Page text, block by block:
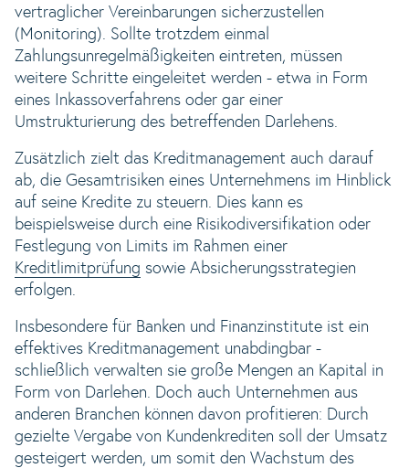
vertraglicher Vereinbarungen sicherzustellen
(Monitoring). Sollte trotzdem einmal
Zahlungsunregelmäßigkeiten eintreten, müssen
weitere Schritte eingeleitet werden - etwa in Form
eines Inkassoverfahrens oder gar einer
Umstrukturierung des betreffenden Darlehens.
Zusätzlich zielt das Kreditmanagement auch darauf
ab, die Gesamtrisiken eines Unternehmens im Hinblick
auf seine Kredite zu steuern. Dies kann es
beispielsweise durch eine Risikodiversifikation oder
Festlegung von Limits im Rahmen einer
Kreditlimitprüfung sowie Absicherungsstrategien
erfolgen.
Insbesondere für Banken und Finanzinstitute ist ein
effektives Kreditmanagement unabdingbar -
schließlich verwalten sie große Mengen an Kapital in
Form von Darlehen. Doch auch Unternehmen aus
anderen Branchen können davon profitieren: Durch
gezielte Vergabe von Kundenkrediten soll der Umsatz
gesteigert werden, um somit den Wachstum des